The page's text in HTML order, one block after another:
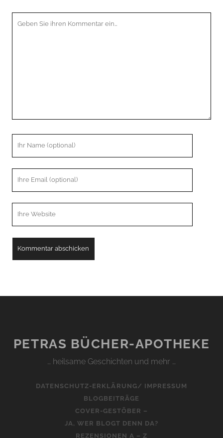
PETRAS BÜCHER-APOTHEKE
… heilsame Geschichten und mehr …
DATENSCHUTZ-ERKLÄRUNG/ IMPRESSUM
BLOGBEITRÄGE
COVER-GESTÖBER –
JA, WER BLOGT DENN DA?
REZENSIONEN A – Z